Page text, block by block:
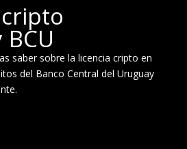
saber sobre la licencia cripto en
del Banco Central del Uruguay